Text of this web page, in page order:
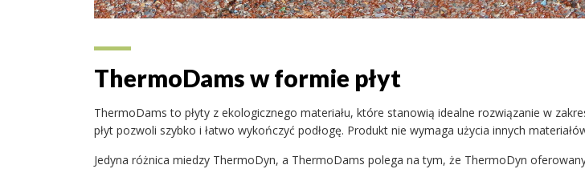
ThermoDams w formie płyt
ThermoDams to płyty z ekologicznego materiału, które stanowią idealne rozwiązanie w
płyt pozwoli szybko i łatwo wykończyć podłogę. Produkt nie wymaga użycia innych
Jedyna różnica miedzy ThermoDyn, a ThermoDams polega na tym, że ThermoDyn